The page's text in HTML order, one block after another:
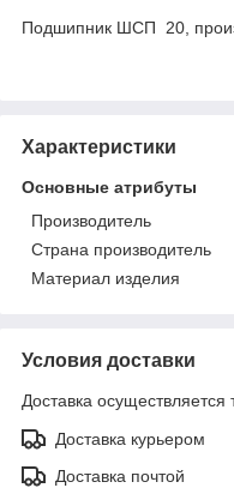
Подшипник ШСП 20,
Характеристики
Основные атрибуты
Производитель
Страна производитель
Материал изделия
Условия доставки
Доставка осуществляется
Доставка курьером
Доставка почтой